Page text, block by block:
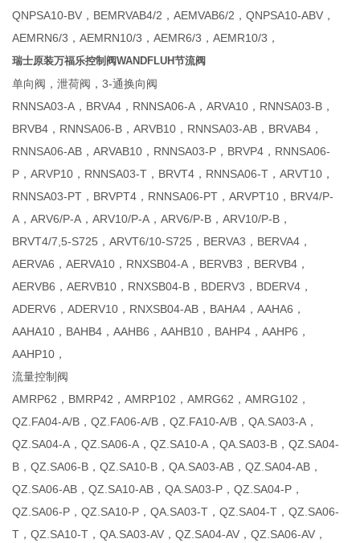
QNPSA10-BV，BEMRVAB4/2，AEMVAB6/2，QNPSA10-ABV，
AEMRN6/3，AEMRN10/3，AEMR6/3，AEMR10/3，
瑞士原装万福乐控制阀WANDFLUH节流阀
单向阀，泄荷阀，3-通换向阀
RNNSA03-A，BRVA4，RNNSA06-A，ARVA10，RNNSA03-B，
BRVB4，RNNSA06-B，ARVB10，RNNSA03-AB，BRVAB4，
RNNSA06-AB，ARVAB10，RNNSA03-P，BRVP4，RNNSA06-
P，ARVP10，RNNSA03-T，BRVT4，RNNSA06-T，ARVT10，
RNNSA03-PT，BRVPT4，RNNSA06-PT，ARVPT10，BRV4/P-
A，ARV6/P-A，ARV10/P-A，ARV6/P-B，ARV10/P-B，
BRVT4/7,5-S725，ARVT6/10-S725，BERVA3，BERVA4，
AERVA6，AERVA10，RNXSB04-A，BERVB3，BERVB4，
AERVB6，AERVB10，RNXSB04-B，BDERV3，BDERV4，
ADERV6，ADERV10，RNXSB04-AB，BAHA4，AAHA6，
AAHA10，BAHB4，AAHB6，AAHB10，BAHP4，AAHP6，
AAHP10，
流量控制阀
AMRP62，BMRP42，AMRP102，AMRG62，AMRG102，
QZ.FA04-A/B，QZ.FA06-A/B，QZ.FA10-A/B，QA.SA03-A，
QZ.SA04-A，QZ.SA06-A，QZ.SA10-A，QA.SA03-B，QZ.SA04-
B，QZ.SA06-B，QZ.SA10-B，QA.SA03-AB，QZ.SA04-AB，
QZ.SA06-AB，QZ.SA10-AB，QA.SA03-P，QZ.SA04-P，
QZ.SA06-P，QZ.SA10-P，QA.SA03-T，QZ.SA04-T，QZ.SA06-
T，QZ.SA10-T，QA.SA03-AV，QZ.SA04-AV，QZ.SA06-AV，